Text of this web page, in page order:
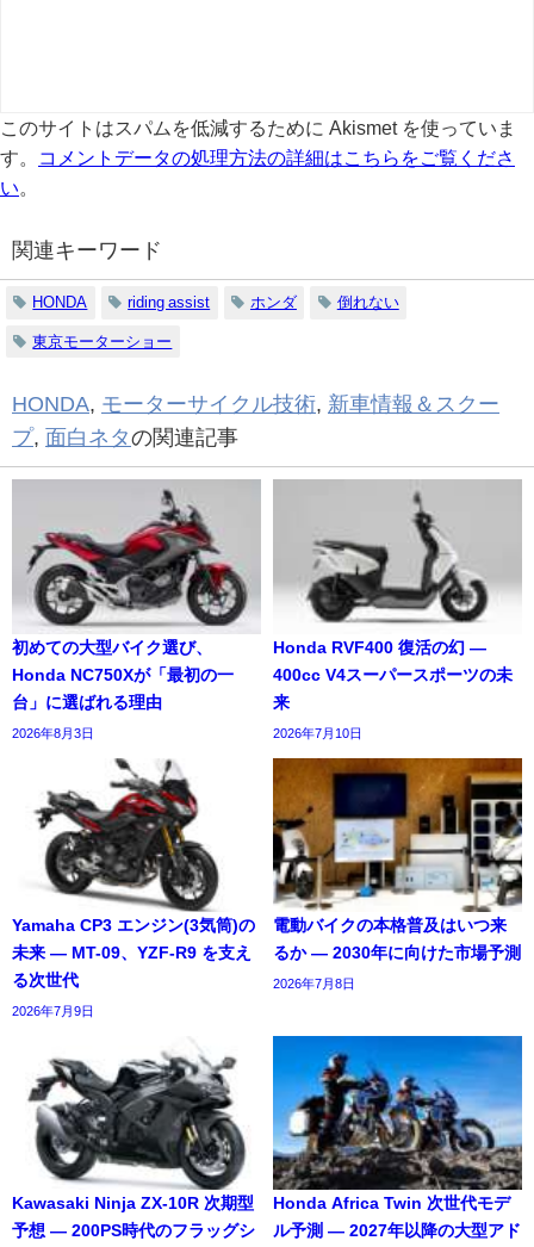
このサイトはスパムを低減するために Akismet を使っていま
す。
コメントデータの処理方法の詳細はこちらをご覧くださ
い
関連キーワード
HONDA riding assist ホンダ 倒れない
東京モーターショー
HONDA, モーターサイクル技術, 新車情報＆スクー
プ, 面白ネタの関連記事
初めての大型バイク選び、
Honda NC750Xが「最初の一
台」に選ばれる理由
2026年8月3日
Honda RVF400 復活の幻 ―
400cc V4スーパースポーツの未
来
2026年7月10日
Yamaha CP3 エンジン(3気筒)の
未来 ― MT-09、YZF-R9 を支え
る次世代
2026年7月9日
電動バイクの本格普及はいつ来
るか ― 2030年に向けた市場予測
2026年7月8日
Kawasaki Ninja ZX-10R 次期型
予想 ― 200PS時代のフラッグシ
Honda Africa Twin 次世代モデ
ル予測 ― 2027年以降の大型アド